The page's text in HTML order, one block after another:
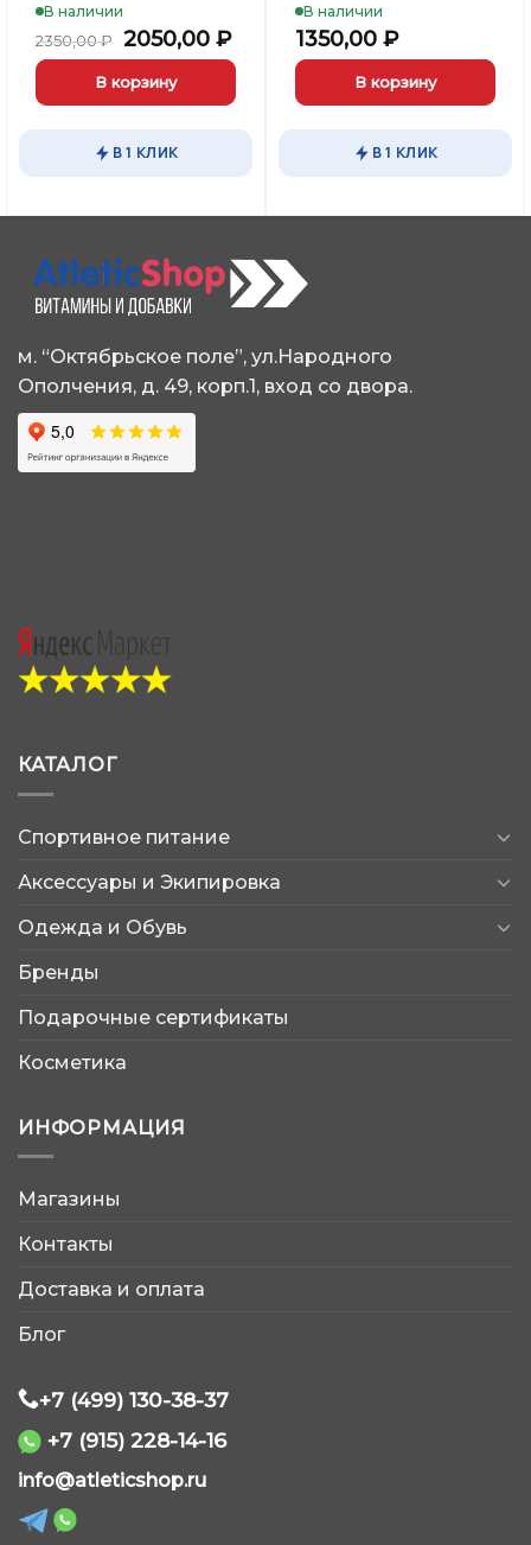
В наличии
2350,00₽ Первоначальная
цена
составляла
2350,00 ₽.
2050,00 ₽Текущая
цена:
В корзину
В 1 КЛИК
В наличии
1350,00 ₽
В корзину
В 1 КЛИК
м. “Октябрьское поле”, ул.Народного
Ополчения, д. 49, корп.1, вход со двора.
КАТАЛОГ
Спортивное питание
Аксессуары и Экипировка
Одежда и Обувь
Бренды
Подарочные сертификаты
Косметика
ИНФОРМАЦИЯ
Магазины
Контакты
Доставка и оплата
Блог
+7 (499) 130-38-37
+7 (915) 228-14-16
info@atleticshop.ru